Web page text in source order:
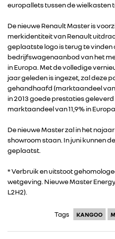
FOTO’S & VIDEO’S
IN DE MEDIA
CONTACT
europallets tussen de wielkasten
De nieuwe Renault Master is
merkidentiteit van Renault
geplaatste logo is terug te vinden
bedrijfswagenaanbod van het
in Europa. Met de volledige
jaar geleden is ingezet, zal deze
gehandhaafd (marktaandeel van
in 2013 goede prestaties
marktaandeel van 11,9% in Europa.
De nieuwe Master zal in het
showroom staan. In juni kunnen
geplaatst.
* Verbruik en uitstoot
wetgeving. Nieuwe Master
L2H2).
Tags KANGOO